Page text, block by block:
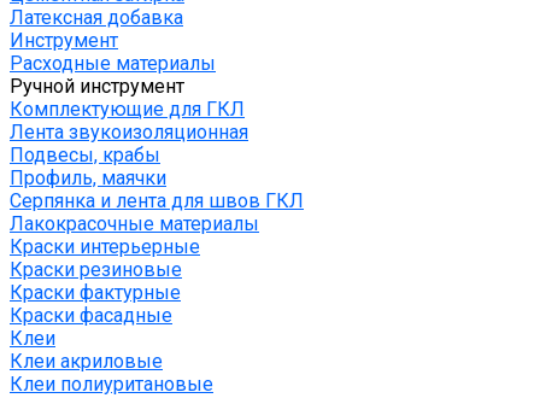
Латексная добавка
Инструмент
Расходные материалы
Ручной инструмент
Комплектующие для ГКЛ
Лента звукоизоляционная
Подвесы, крабы
Профиль, маячки
Серпянка и лента для швов ГКЛ
Лакокрасочные материалы
Краски интерьерные
Краски резиновые
Краски фактурные
Краски фасадные
Клеи
Клеи акриловые
Клеи полиуритановые